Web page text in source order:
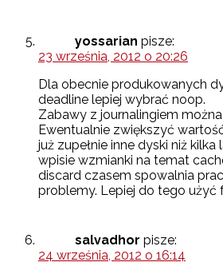
yossarian pisze:
23 września, 2012 o 20:26
Dla obecnie produkowanych
deadline lepiej wybrać noop.
Zabawy z journalingiem
Ewentualnie zwiększyć
już zupełnie inne dyski niż
wpisie wzmianki na temat
discard czasem spowalnia
problemy. Lepiej do tego użyć
salvadhor pisze:
24 września, 2012 o 16:14